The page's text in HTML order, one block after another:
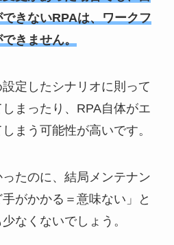
きないRPAは、ワークフ
きません。
定したシナリオに則って
まったり、RPA自体がエ
まう可能性が高いです。
ったのに、結局メンテナン
がかかる＝意味ない」と
なくないでしょう。